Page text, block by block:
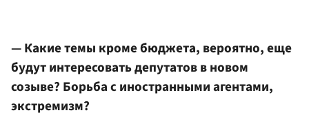
— Какие темы кроме бюджета, вероятно, еще
будут интересовать депутатов в новом
созыве? Борьба с иностранными агентами,
экстремизм?